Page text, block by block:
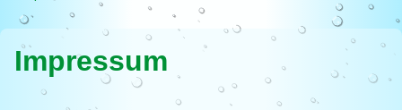
Impressum